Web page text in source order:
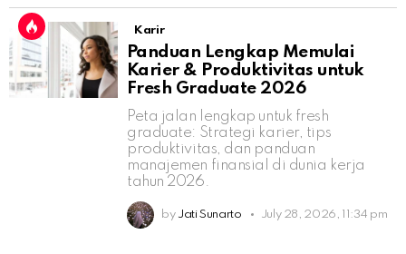
Karir
Panduan Lengkap Memulai
Karier & Produktivitas untuk
Fresh Graduate 2026
Peta jalan lengkap untuk fresh
graduate: Strategi karier, tips
produktivitas, dan panduan
manajemen finansial di dunia kerja
tahun 2026.
by Jati Sunarto July 28, 2026, 11:34 pm